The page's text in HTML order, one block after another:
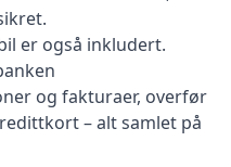
er også inkludert.
og fakturaer, overfør
– alt samlet på